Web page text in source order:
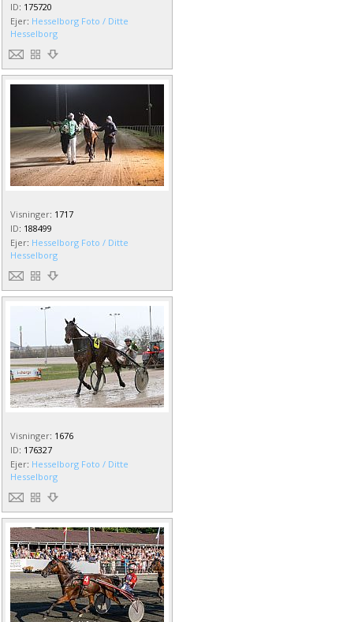
ID: 175720
Ejer: Hesselborg Foto / Ditte
Hesselborg
Visninger: 1717
ID: 188499
Ejer: Hesselborg Foto / Ditte
Hesselborg
Visninger: 1676
ID: 176327
Ejer: Hesselborg Foto / Ditte
Hesselborg